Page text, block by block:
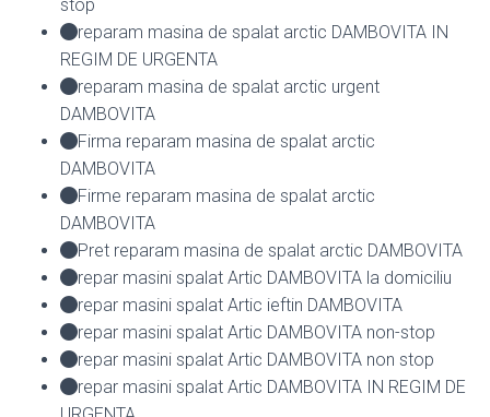
stop
reparam masina de spalat arctic DAMBOVITA IN
REGIM DE URGENTA
reparam masina de spalat arctic urgent
DAMBOVITA
Firma reparam masina de spalat arctic
DAMBOVITA
Firme reparam masina de spalat arctic
DAMBOVITA
Pret reparam masina de spalat arctic DAMBOVITA
repar masini spalat Artic DAMBOVITA la domiciliu
repar masini spalat Artic ieftin DAMBOVITA
repar masini spalat Artic DAMBOVITA non-stop
repar masini spalat Artic DAMBOVITA non stop
repar masini spalat Artic DAMBOVITA IN REGIM DE